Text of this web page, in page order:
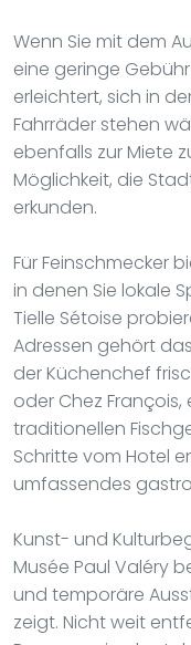
Wenn Sie mit dem
eine geringe
erleichtert, sich in
Fahrräder stehen
ebenfalls zur Miete
Möglichkeit, die
erkunden.
Für Feinschmecker
in denen Sie lokale
Tielle Sétoise
Adressen gehört
der Küchenchef
oder Chez François,
traditionellen
Schritte vom Hotel
umfassendes
Kunst- und
Musée Paul Valéry
und temporäre
zeigt. Nicht weit